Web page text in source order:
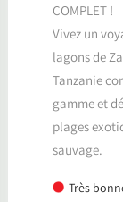
COMPLET !
Vivez un
lagons de
Tanzanie
gamme et
plages
sauvage.
Très